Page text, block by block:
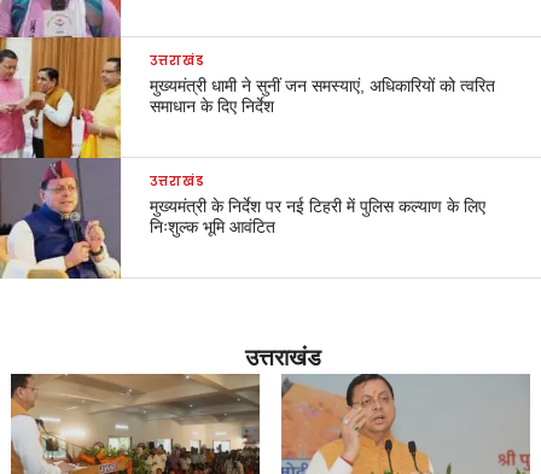
उत्तराखंड
मुख्यमंत्री धामी ने सुनीं जन समस्याएं, अधिकारियों को त्वरित
समाधान के दिए निर्देश
उत्तराखंड
मुख्यमंत्री के निर्देश पर नई टिहरी में पुलिस कल्याण के लिए
निःशुल्क भूमि आवंटित
उत्तराखंड